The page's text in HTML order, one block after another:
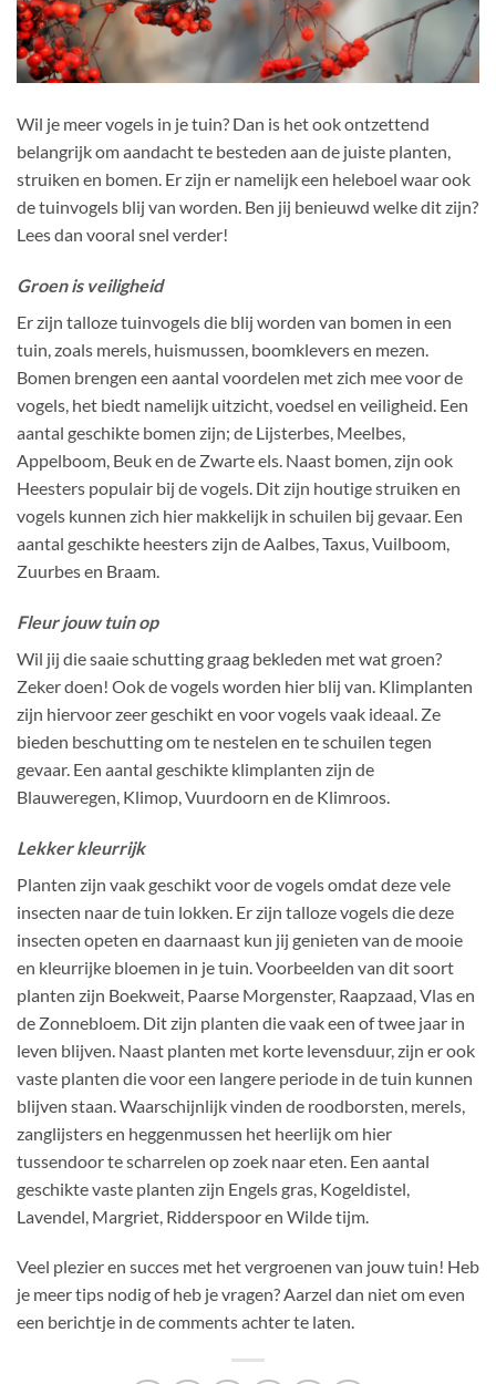
Wil je meer vogels in je tuin? Dan is het ook ontzettend
belangrijk om aandacht te besteden aan de juiste planten,
struiken en bomen. Er zijn er namelijk een heleboel waar ook
de tuinvogels blij van worden. Ben jij benieuwd welke dit zijn?
Lees dan vooral snel verder!
Groen is veiligheid
Er zijn talloze tuinvogels die blij worden van bomen in een
tuin, zoals merels, huismussen, boomklevers en mezen.
Bomen brengen een aantal voordelen met zich mee voor de
vogels, het biedt namelijk uitzicht, voedsel en veiligheid. Een
aantal geschikte bomen zijn; de Lijsterbes, Meelbes,
Appelboom, Beuk en de Zwarte els. Naast bomen, zijn ook
Heesters populair bij de vogels. Dit zijn houtige struiken en
vogels kunnen zich hier makkelijk in schuilen bij gevaar. Een
aantal geschikte heesters zijn de Aalbes, Taxus, Vuilboom,
Zuurbes en Braam.
Fleur jouw tuin op
Wil jij die saaie schutting graag bekleden met wat groen?
Zeker doen! Ook de vogels worden hier blij van. Klimplanten
zijn hiervoor zeer geschikt en voor vogels vaak ideaal. Ze
bieden beschutting om te nestelen en te schuilen tegen
gevaar. Een aantal geschikte klimplanten zijn de
Blauweregen, Klimop, Vuurdoorn en de Klimroos.
Lekker kleurrijk
Planten zijn vaak geschikt voor de vogels omdat deze vele
insecten naar de tuin lokken. Er zijn talloze vogels die deze
insecten opeten en daarnaast kun jij genieten van de mooie
en kleurrijke bloemen in je tuin. Voorbeelden van dit soort
planten zijn Boekweit, Paarse Morgenster, Raapzaad, Vlas en
de Zonnebloem. Dit zijn planten die vaak een of twee jaar in
leven blijven. Naast planten met korte levensduur, zijn er ook
vaste planten die voor een langere periode in de tuin kunnen
blijven staan. Waarschijnlijk vinden de roodborsten, merels,
zanglijsters en heggenmussen het heerlijk om hier
tussendoor te scharrelen op zoek naar eten. Een aantal
geschikte vaste planten zijn Engels gras, Kogeldistel,
Lavendel, Margriet, Ridderspoor en Wilde tijm.
Veel plezier en succes met het vergroenen van jouw tuin! Heb
je meer tips nodig of heb je vragen? Aarzel dan niet om even
een berichtje in de comments achter te laten.